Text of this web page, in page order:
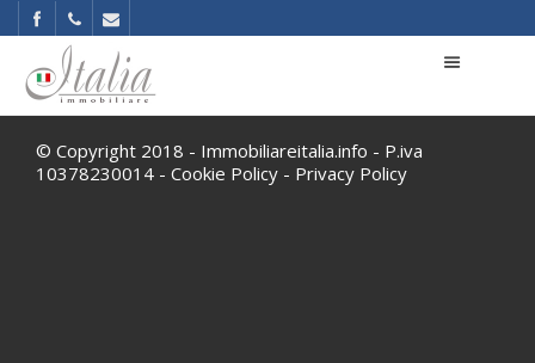
© Copyright 2018 - Immobiliareitalia.info - P.iva
10378230014 - Cookie Policy - Privacy Policy